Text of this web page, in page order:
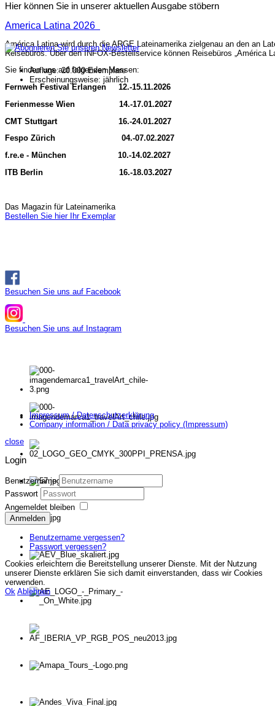
Hier können Sie in unserer aktuellen Ausgabe stöbern
America Latina 2026
América Latina wird durch die ARGE Lateinamerika zielgenau an den an
Reisebüros. Über den INFOX-Bestellservice können Reisebüros „América
Auflage: 20.000 Exemplare
Erscheinungsweise: jährlich
Sie finden uns auf folgenden Messen:
Fernweh Festival Erlangen 12.-15.11.2026
Ferienmesse Wien 14.-17.01.2027
CMT Stuttgart 16.-24.01.2027
Fespo Zürich 04.-07.02.2027
f.re.e - München 10.-14.02.2027
ITB Berlin 16.-18.03.2027
Das Magazin für Lateinamerika
Bestellen Sie hier Ihr Exemplar
Besuchen Sie uns auf Facebook
Besuchen Sie uns auf Instagram
Impressum / Datenschutzerklärung
Company information / Data privacy policy (Impressum)
close
Login
Benutzername
Passwort
Angemeldet bleiben
Anmelden
Benutzername vergessen?
Passwort vergessen?
Cookies erleichtern die Bereitstellung unserer Dienste. Mit der Nutzung
unserer Dienste erklären Sie sich damit einverstanden, dass wir Cookies
verwenden.
Ok Ablehnen